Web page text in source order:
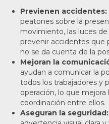
Previenen accidentes:
peatones sobre la
movimiento, las luces
prevenir accidentes que
no se da cuenta de la
Mejoran la
ayudan a comunicar la
todos los trabajadores y
operación, lo que
coordinación entre ellos.
Aseguran la seguridad: